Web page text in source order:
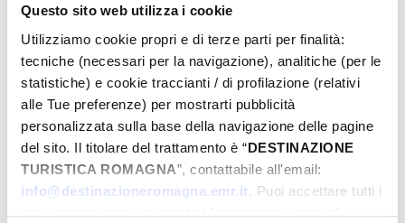
Questo sito web utilizza i cookie
Utilizziamo cookie propri e di terze parti per finalità:
tecniche (necessari per la navigazione), analitiche (per le
statistiche) e cookie traccianti / di profilazione (relativi
alle Tue preferenze) per mostrarti pubblicità
personalizzata sulla base della navigazione delle pagine
del sito. Il titolare del trattamento è “DESTINAZIONE
TURISTICA ROMAGNA”, contattabile all'email:
info@destinazioneromagna.emr.it. Puoi accettare tutti i
cookie premendo il pulsante “Accetta tutti i cookie”,
Dal
A
Comune